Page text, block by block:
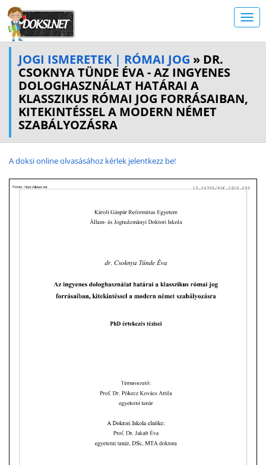
JOGI ISMERETEK | RÓMAI JOG » DR.
CSOKNYA TÜNDE ÉVA - AZ INGYENES
DOLOGHASZNÁLAT HATÁRAI A
KLASSZIKUS RÓMAI JOG FORRÁSAIBAN,
KITEKINTÉSSEL A MODERN NÉMET
SZABÁLYOZÁSRA
A doksi online olvasásához kérlek jelentkezz be!